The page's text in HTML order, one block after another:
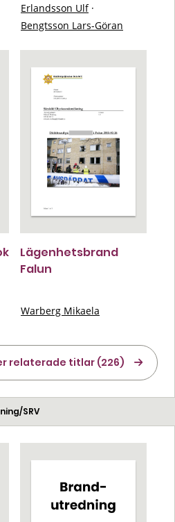
Erlandsson Ulf ·
Bengtsson Lars-Göran
Lägenhetsbrand
Falun
Warberg Mikaela
relaterade titlar (226)
SRV